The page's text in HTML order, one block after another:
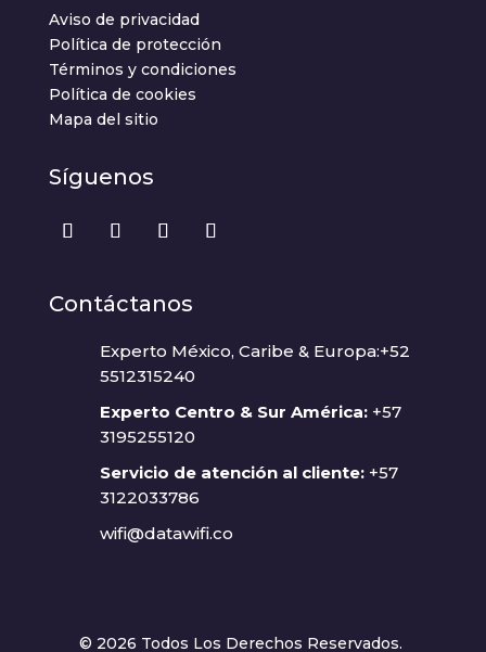
Aviso de privacidad
Política de protección
Términos y condiciones
Política de cookies
Mapa del sitio
Síguenos
Contáctanos
Experto México, Caribe & Europa:+52
5512315240
Experto Centro & Sur América: +57
3195255120
Servicio de atención al cliente:+57
3122033786
wifi@datawifi.co
© 2026 Todos Los Derechos Reservados.